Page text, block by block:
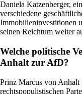
Daniela Katzenberger,
verschiedene
Immobilieninvestitionen
seinen Reichtum weiter
Welche politische
Anhalt zur AfD?
Prinz Marcus von
rechtspopulistischen